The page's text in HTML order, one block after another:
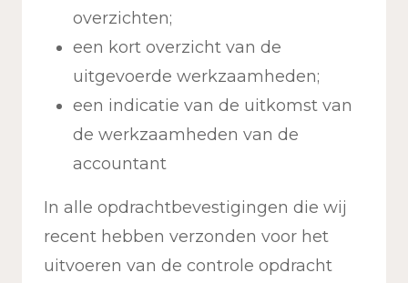
overzichten;
een kort overzicht van de
uitgevoerde werkzaamheden;
een indicatie van de uitkomst van
de werkzaamheden van de
accountant
In alle opdrachtbevestigingen die wij
recent hebben verzonden voor het
uitvoeren van de controle opdracht